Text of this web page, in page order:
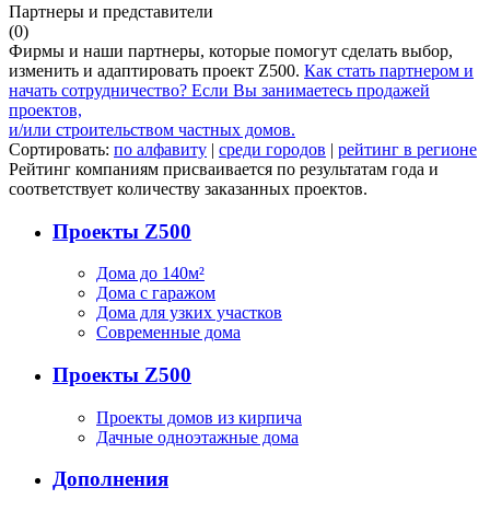
Партнеры и представители
(0)
Фирмы и наши партнеры, которые помогут сделать выбор,
изменить и адаптировать проект Z500. Как стать партнером и
начать сотрудничество? Если Вы занимаетесь продажей
проектов,
и/или строительством частных домов.
Сортировать: по алфавиту | среди городов | рейтинг в регионе
Рейтинг компаниям присваивается по результатам года и
соответствует количеству заказанных проектов.
Проекты Z500
Дома до 140м²
Дома с гаражом
Дома для узких участков
Современные дома
Проекты Z500
Проекты домов из кирпича
Дачные одноэтажные дома
Дополнения